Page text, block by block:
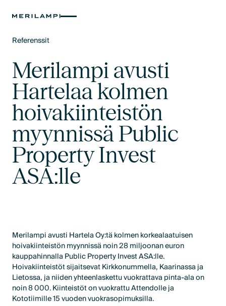
Referenssit
Merilampi avusti
Hartelaa kolmen
hoivakiinteistön
myynnissä Public
Property Invest
ASA:lle
Merilampi avusti Hartela Oy:tä kolmen korkealaatuisen
hoivakiinteistön myynnissä noin 28 miljoonan euron
kauppahinnalla Public Property Invest ASA:lle.
Hoivakiinteistöt sijaitsevat Kirkkonummella, Kaarinassa ja
Lietossa, ja niiden yhteenlaskettu vuokrattava pinta-ala on
noin 8 000. Kiinteistöt on vuokrattu Attendolle ja
Kototiimille 15 vuoden vuokrasopimuksilla.